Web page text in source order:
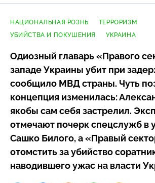
НАЦИОНАЛЬНАЯ РОЗНЬ
ТЕРРОРИЗМ
УБИЙСТВА И ПОКУШЕНИЯ
УКРАИНА
Одиозный главарь «Правого
западе Украины убит при
сообщило МВД страны. Чуть
концепция изменилась:
якобы сам себя застрелил.
отмечают почерк спецслужб в
Сашко Билого, а «Правый
отомстить за убийство
наводившего ужас на власти